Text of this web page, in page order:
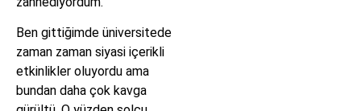
Ben gittiğimde üniversitede
zaman zaman siyasi içerikli
etkinlikler oluyordu ama
bundan daha çok kavga